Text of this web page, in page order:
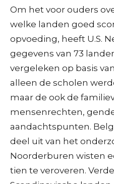
Om het voor ouders
welke landen goed
opvoeding, heeft U.S.
gegevens van 73
vergeleken op basis
alleen de scholen
maar de ook de
mensenrechten,
aandachtspunten.
deel uit van het
Noorderburen wisten
tien te veroveren.